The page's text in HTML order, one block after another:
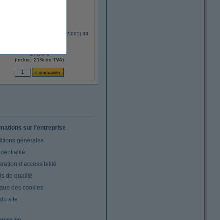
2300 ruban de cire (800132-001) 33
17,50 €
(Inclus : 21% de TVA)
sur l'entreprise
générales
d’accessibilité
de qualité
des cookies
site